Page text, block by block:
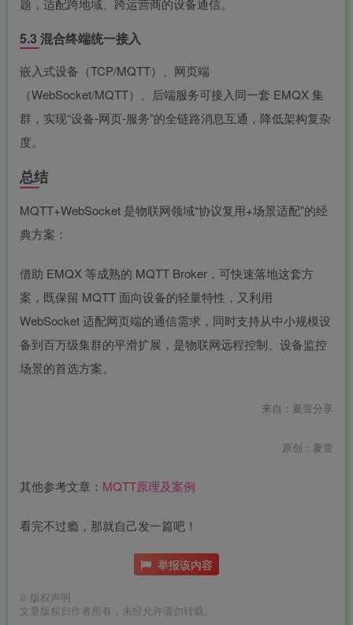
题，适配跨地域、跨运营商的设备通信。
5.3 混合终端统一接入
嵌入式设备（TCP/MQTT）、网页端
（WebSocket/MQTT）、后端服务可接入同一套 EMQX 集
群，实现“设备-网页-服务”的全链路消息互通，降低架构复杂
度。
总结
MQTT+WebSocket 是物联网领域“协议复用+场景适配”的经
典方案：
借助 EMQX 等成熟的 MQTT Broker，可快速落地这套方
案，既保留 MQTT 面向设备的轻量特性，又利用
WebSocket 适配网页端的通信需求，同时支持从中小规模设
备到百万级集群的平滑扩展，是物联网远程控制、设备监控
场景的首选方案。
来自：夏壹分享
原创：夏壹
其他参考文章： MQTT原理及案例
看完不过瘾，那就自己发一篇吧！
举报该内容
© 版权声明
文章版权归作者所有，未经允许请勿转载。